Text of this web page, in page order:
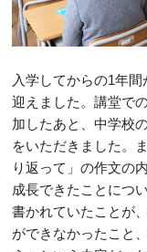
入学してからの1年
迎えました。講堂で
加したあと、中学校
をいただきました。
り返って」の作文の
成長できたことにつ
書かれていたことが
ができなかったこと